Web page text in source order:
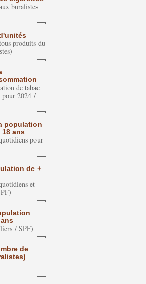
buralistes
produits du
de tabac
pour 2024 /
population
18 ans
pour
de +
et
/ SPF)
de